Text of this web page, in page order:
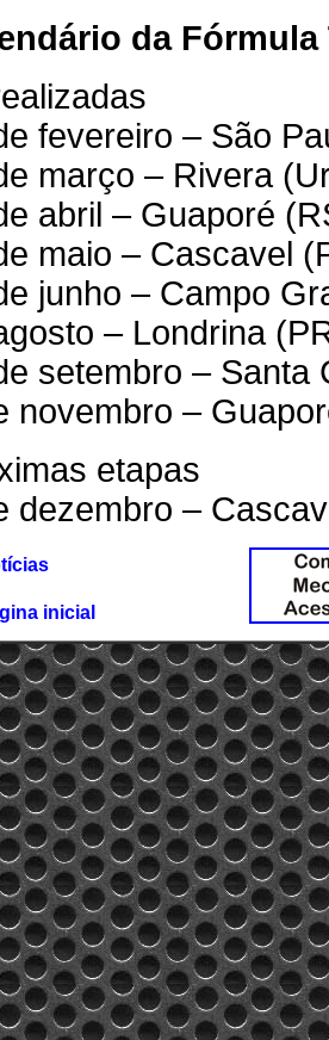
da
fevereiro – São
março – Rivera
abril – Guaporé
maio – Cascavel
junho – Campo
– Londrina
setembro – Santa
novembro –
etapas
dezembro –
inicial